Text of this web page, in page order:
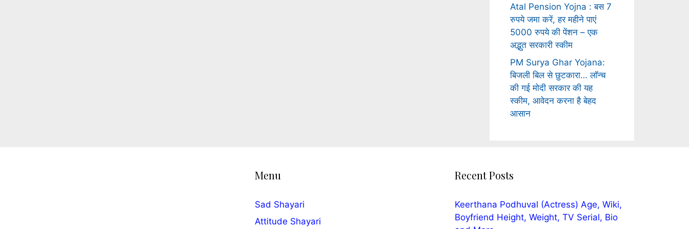
Atal Pension Yojna : बस 7
रुपये जमा करें, हर महीने पाएं
5000 रुपये की पेंशन – एक
अद्भुत सरकारी स्कीम
PM Surya Ghar Yojana:
बिजली बिल से छुटकारा… लॉन्च
की गई मोदी सरकार की यह
स्कीम, आवेदन करना है बेहद
आसान
Menu
Sad Shayari
Attitude Shayari
Recent Posts
Keerthana Podhuval (Actress) Age, Wiki,
Boyfriend Height, Weight, TV Serial, Bio